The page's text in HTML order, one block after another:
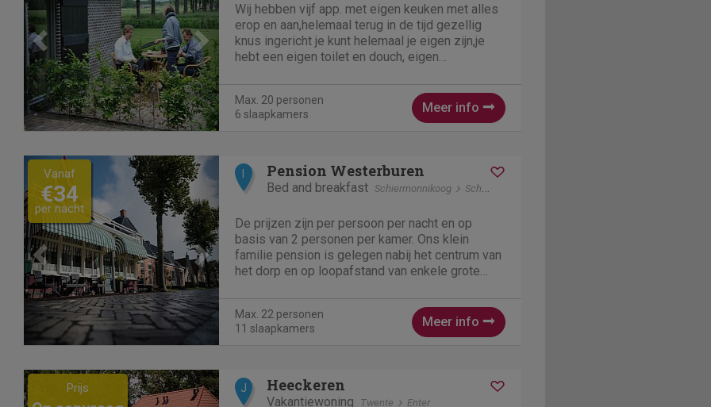
Wij hebben vijf app. met eigen keuken met alles
erop en aan,helemaal terug in de tijd gezellig
knus ingericht je kunt helemaal je eigen zijn,je
hebt een eigen toilet en douch, eigen
plekske dà zuukte op...
Max. 20 personen
6 slaapkamers
Meer info
Previous Next
Vanaf
€34
per nacht
Pension Westerburen
Bed and breakfast Schiermonnikoog Schiermonnikoog
De prijzen zijn per persoon per nacht en op
basis van 2 personen per kamer. Ons klein
familie pension is gelegen nabij het centrum van
het dorp en op loopafstand van enkele grote
eigen badkamer, TV en...
Max. 22 personen
11 slaapkamers
Meer info
Previous Next
Prijs J Heeckeren
Vakantiewoning Twente Enter